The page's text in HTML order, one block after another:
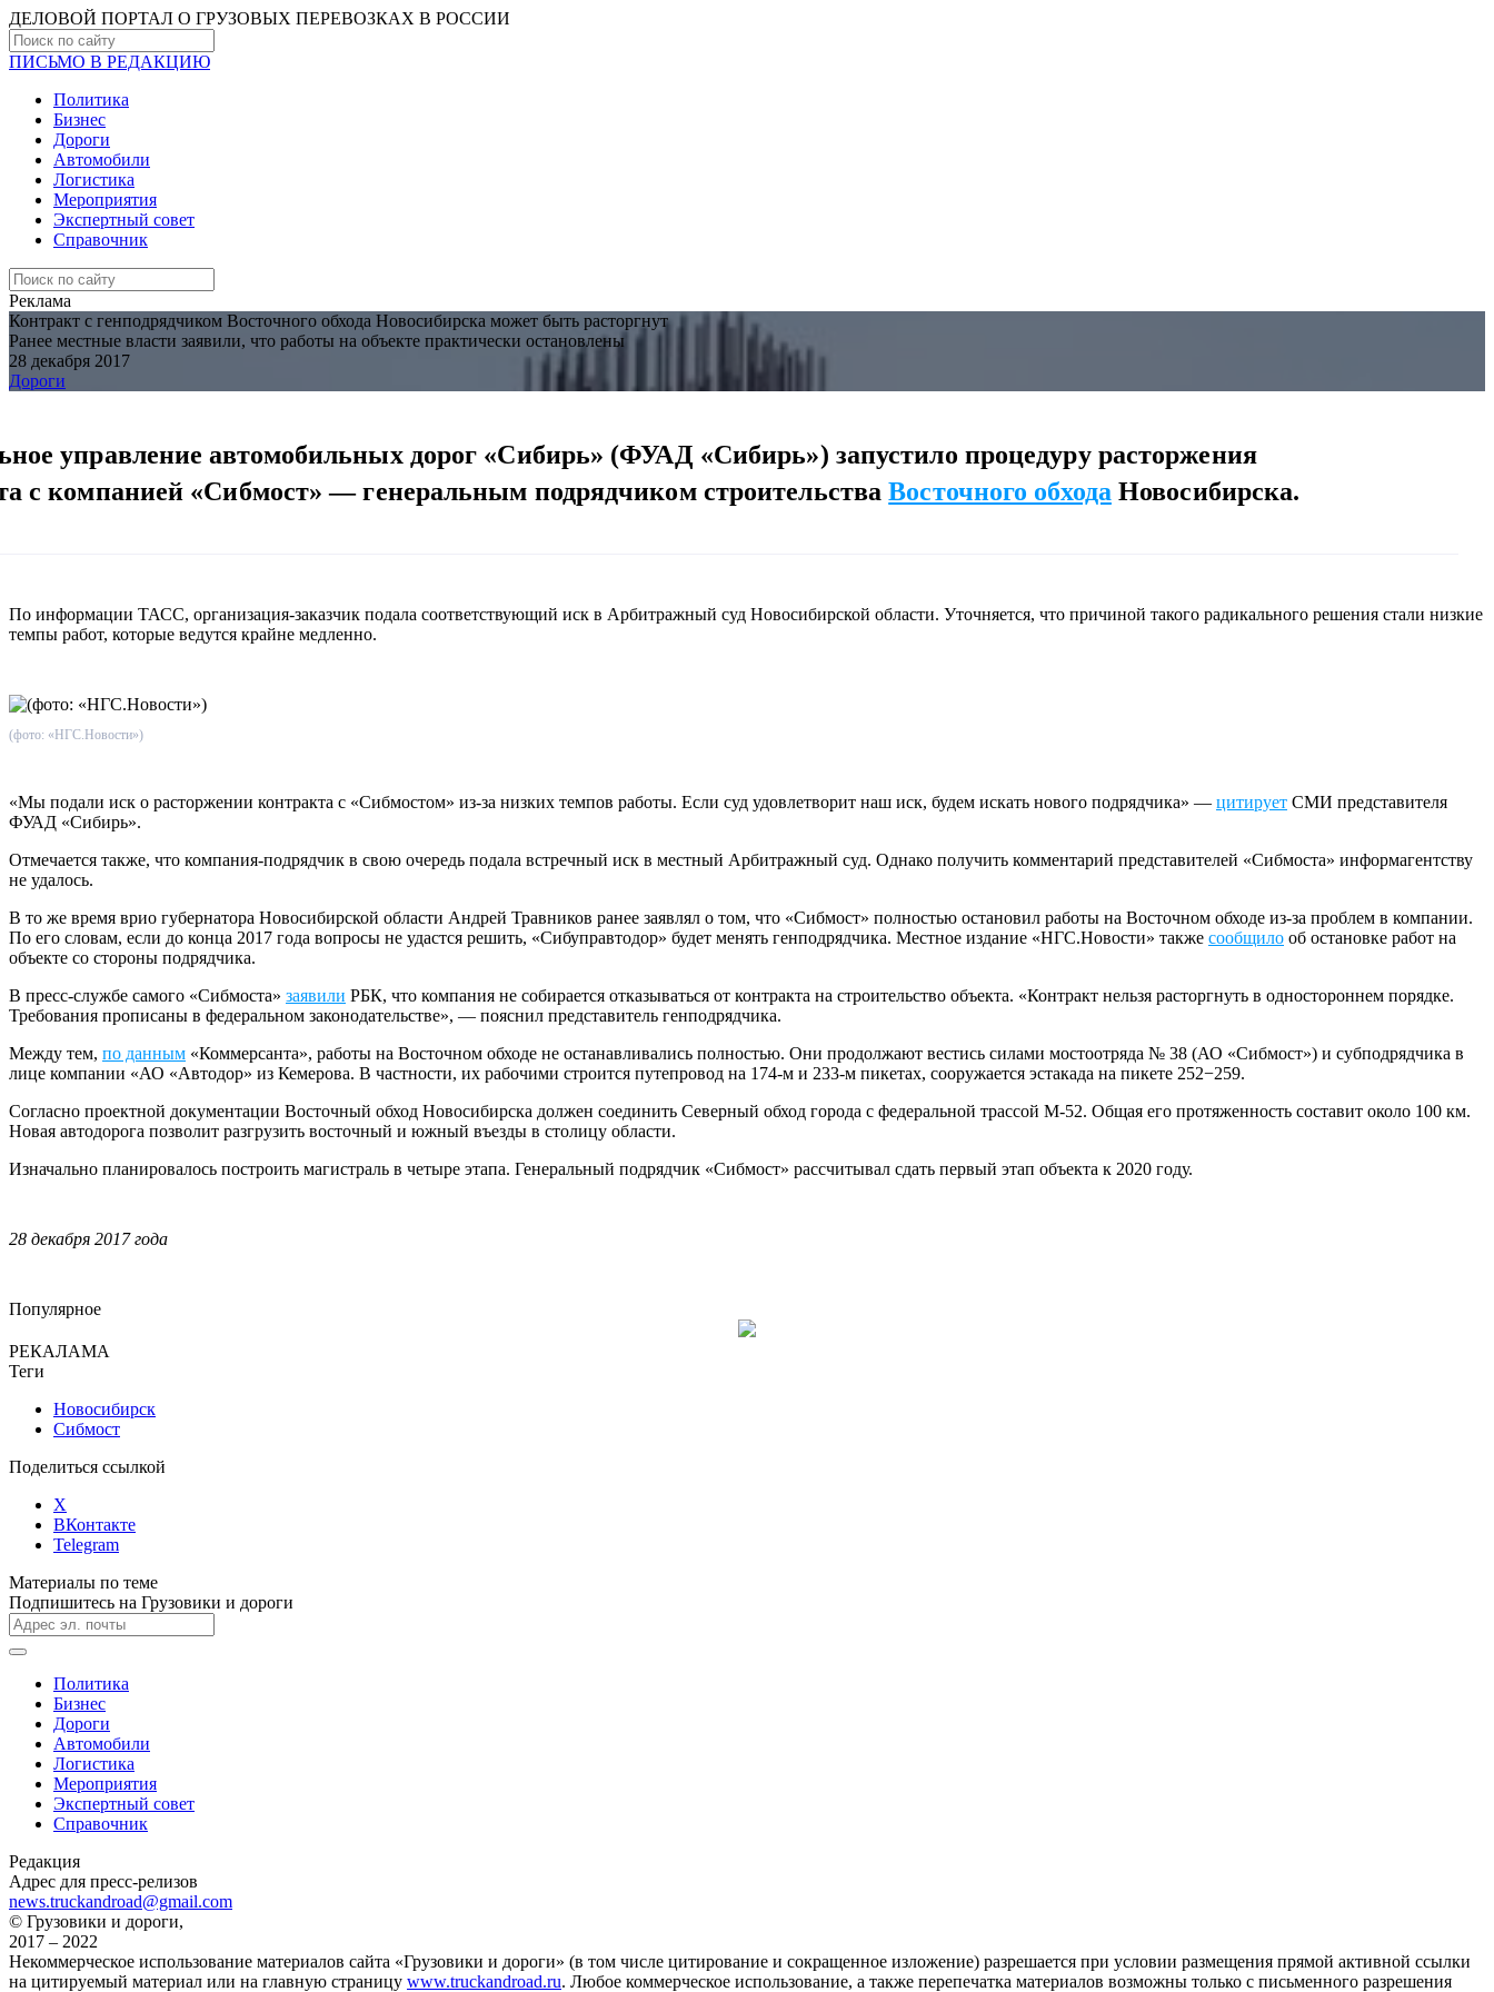
ДЕЛОВОЙ ПОРТАЛ О ГРУЗОВЫХ ПЕРЕВОЗКАХ В РОCСИИ
ПИСЬМО В РЕДАКЦИЮ
Политика
Бизнес
Дороги
Автомобили
Логистика
Мероприятия
Экспертный совет
Справочник
Реклама
Контракт с генподрядчиком Восточного обхода Новосибирска может быть расторгнут
Ранее местные власти заявили, что работы на объекте практически остановлены
28 декабря 2017
Дороги
управление автомобильных дорог «Сибирь» (ФУАД «Сибирь») запустило процедуру расторжения
с компанией «Сибмост» — генеральным подрядчиком строительстваВосточного обхода Новосибирска.
По информации ТАСС, организация-заказчик подала соответствующий иск в Арбитражный суд Новосибирской области. Уточняется, что причиной такого радикального решения стали низкие
темпы работ, которые ведутся крайне медленно.
(фото: «НГС.Новости»)
«Мы подали иск о расторжении контракта с «Сибмостом» из-за низких темпов работы. Если суд удовлетворит наш иск, будем искать нового подрядчика» — цитирует СМИ представителя
ФУАД «Сибирь».
Отмечается также, что компания-подрядчик в свою очередь подала встречный иск в местный Арбитражный суд. Однако получить комментарий представителей «Сибмоста» информагентству
не удалось.
В то же время врио губернатора Новосибирской области Андрей Травников ранее заявлял о том, что «Сибмост» полностью остановил работы на Восточном обходе из-за проблем в компании.
По его словам, если до конца 2017 года вопросы не удастся решить, «Сибуправтодор» будет менять генподрядчика. Местное издание «НГС.Новости» также сообщило об остановке работ на
объекте со стороны подрядчика.
В пресс-службе самого «Сибмоста» заявили РБК, что компания не собирается отказываться от контракта на строительство объекта. «Контракт нельзя расторгнуть в одностороннем порядке.
Требования прописаны в федеральном законодательстве», — пояснил представитель генподрядчика.
Между тем, по данным «Коммерсанта», работы на Восточном обходе не останавливались полностью. Они продолжают вестись силами мостоотряда № 38 (АО «Сибмост») и субподрядчика в
лице компании «АО «Автодор» из Кемерова. В частности, их рабочими строится путепровод на 174-м и 233-м пикетах, сооружается эстакада на пикете 252−259.
Согласно проектной документации Восточный обход Новосибирска должен соединить Северный обход города с федеральной трассой М-52. Общая его протяженность составит около 100 км.
Новая автодорога позволит разгрузить восточный и южный въезды в столицу области.
Изначально планировалось построить магистраль в четыре этапа. Генеральный подрядчик «Сибмост» рассчитывал сдать первый этап объекта к 2020 году.
28 декабря 2017 года
Популярное
РЕКАЛАМА
Теги
Новосибирск
Сибмост
Поделиться ссылкой
X
ВКонтакте
Telegram
Материалы по теме
Подпишитесь на Грузовики и дороги
Политика
Бизнес
Дороги
Автомобили
Логистика
Мероприятия
Экспертный совет
Справочник
Редакция
Адрес для пресс-релизов
news.truckandroad@gmail.com
© Грузовики и дороги,
2017 – 2022
Некоммерческое использование материалов сайта «Грузовики и дороги» (в том числе цитирование и сокращенное изложение) разрешается при условии размещения прямой активной ссылки
на цитируемый материал или на главную страницу www.truckandroad.ru. Любое коммерческое использование, а также перепечатка материалов возможны только с письменного разрешения